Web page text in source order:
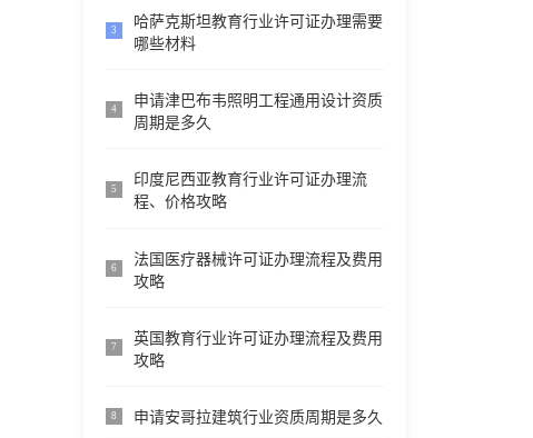
3
哈萨克斯坦教育行业许可证办理需要
哪些材料
4
申请津巴布韦照明工程通用设计资质
周期是多久
5
印度尼西亚教育行业许可证办理流
程、价格攻略
6
法国医疗器械许可证办理流程及费用
攻略
7
英国教育行业许可证办理流程及费用
攻略
8 申请安哥拉建筑行业资质周期是多久